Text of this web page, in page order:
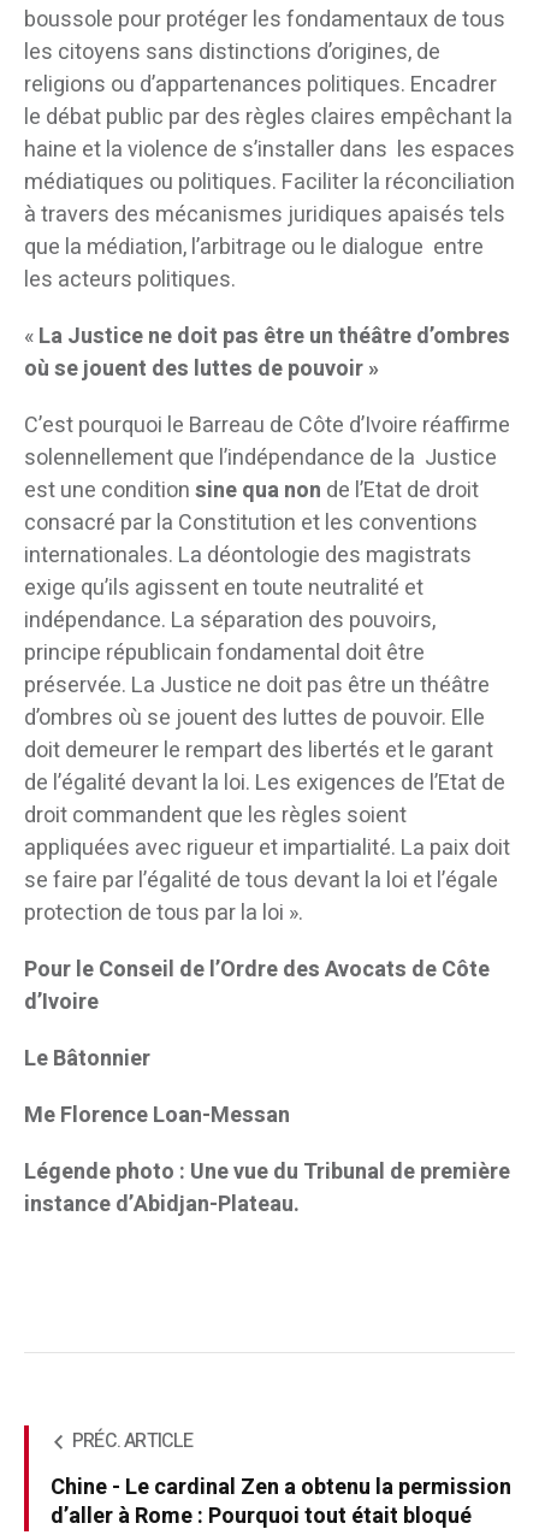
boussole pour protéger les fondamentaux de tous
les citoyens sans distinctions d’origines, de
religions ou d’appartenances politiques. Encadrer
le débat public par des règles claires empêchant la
haine et la violence de s’installer dans les espaces
médiatiques ou politiques. Faciliter la réconciliation
à travers des mécanismes juridiques apaisés tels
que la médiation, l’arbitrage ou le dialogue entre
les acteurs politiques.
«La Justice ne doit pas être un théâtre d’ombres
où se jouent des luttes de pouvoir »
C’est pourquoi le Barreau de Côte d’Ivoire réaffirme
solennellement que l’indépendance de la Justice
est une conditionsine qua non de l’Etat de droit
consacré par la Constitution et les conventions
internationales. La déontologie des magistrats
exige qu’ils agissent en toute neutralité et
indépendance. La séparation des pouvoirs,
principe républicain fondamental doit être
préservée. La Justice ne doit pas être un théâtre
d’ombres où se jouent des luttes de pouvoir. Elle
doit demeurer le rempart des libertés et le garant
de l’égalité devant la loi. Les exigences de l’Etat de
droit commandent que les règles soient
appliquées avec rigueur et impartialité. La paix doit
se faire par l’égalité de tous devant la loi et l’égale
protection de tous par la loi ».
Pour le Conseil de l’Ordre des Avocats de Côte
d’Ivoire
Le Bâtonnier
Me Florence Loan-Messan
Légende photo : Une vue du Tribunal de première
instance d’Abidjan-Plateau.
PRÉC. ARTICLE
Chine - Le cardinal Zen a obtenu la permission
d’aller à Rome : Pourquoi tout était bloqué